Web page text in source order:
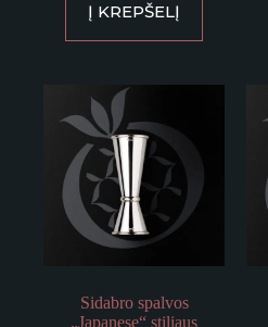
Į KREPŠELĮ
Sidabro spalvos
„Japanese“ stiliaus